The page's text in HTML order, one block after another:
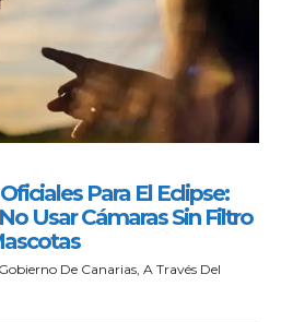
Para El Eclipse:
Usar Cámaras Sin Filtro
De Canarias, A Través Del